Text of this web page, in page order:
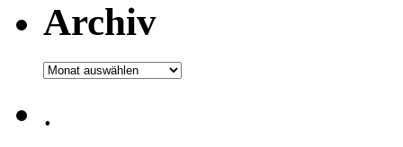
Archiv
Archiv
.